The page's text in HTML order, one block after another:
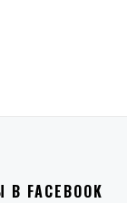
FACEBOOK